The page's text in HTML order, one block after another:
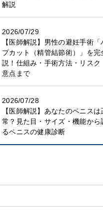
解説
2026/07/29
【医師解説】男性の避妊手術「
プカット（精管結節術）」を完
説！仕組み・手術方法・リスク
意点まで
2026/07/28
【医師解説】あなたのペニスは
常？見た目・サイズ・機能から
るペニスの健康診断